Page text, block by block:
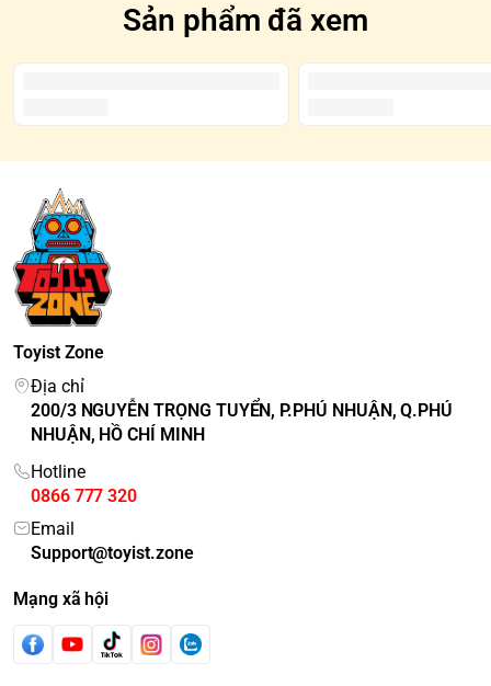
Sản phẩm đã xem
Toyist Zone
Địa chỉ
200/3 NGUYỄN TRỌNG TUYỂN, P.PHÚ NHUẬN, Q.PHÚ
NHUẬN, HỒ CHÍ MINH
Hotline
0866 777 320
Email
Support@toyist.zone
Mạng xã hội